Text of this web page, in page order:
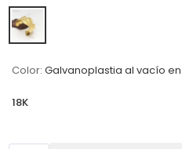
Color: Galvanoplastia al vacío en
18K